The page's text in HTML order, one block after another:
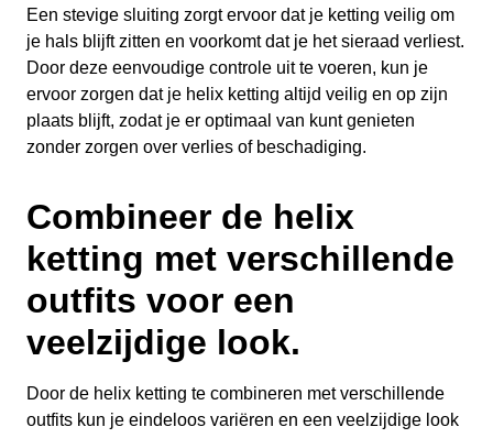
Een stevige sluiting zorgt ervoor dat je ketting veilig om
je hals blijft zitten en voorkomt dat je het sieraad verliest.
Door deze eenvoudige controle uit te voeren, kun je
ervoor zorgen dat je helix ketting altijd veilig en op zijn
plaats blijft, zodat je er optimaal van kunt genieten
zonder zorgen over verlies of beschadiging.
Combineer de helix
ketting met verschillende
outfits voor een
veelzijdige look.
Door de helix ketting te combineren met verschillende
outfits kun je eindeloos variëren en een veelzijdige look